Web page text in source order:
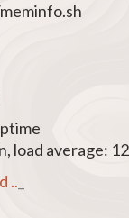
load average:
..